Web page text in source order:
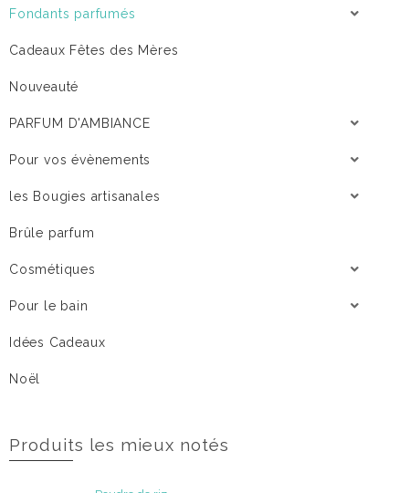
Fondants parfumés
Cadeaux Fêtes des Mères
Nouveauté
PARFUM D'AMBIANCE
Pour vos évènements
les Bougies artisanales
Brûle parfum
Cosmétiques
Pour le bain
Idées Cadeaux
Noël
Produits les mieux notés